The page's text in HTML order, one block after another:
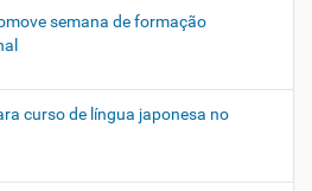
semana de formação
curso de língua japonesa no